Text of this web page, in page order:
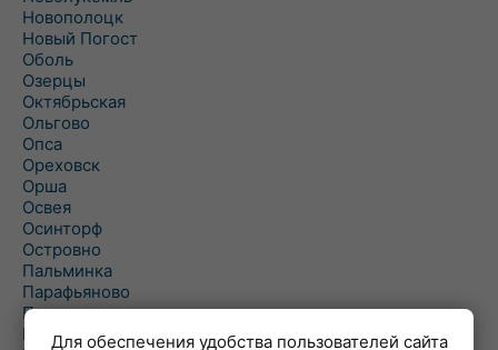
Новополоцк
Новый Погост
Оболь
Озерцы
Октябрьская
Ольгово
Опса
Ореховск
Орша
Освея
Осинторф
Островно
Пальминка
Парафьяново
Плисса
ПовятьеДля обеспечения удобства пользователей сайта